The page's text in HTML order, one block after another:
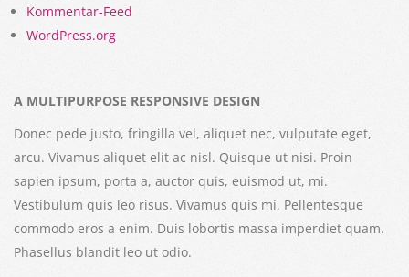
Kommentar-Feed
WordPress.org
A MULTIPURPOSE RESPONSIVE DESIGN
Donec pede justo, fringilla vel, aliquet nec, vulputate eget,
arcu. Vivamus aliquet elit ac nisl. Quisque ut nisi. Proin
sapien ipsum, porta a, auctor quis, euismod ut, mi.
Vestibulum quis leo risus. Vivamus quis mi. Pellentesque
commodo eros a enim. Duis lobortis massa imperdiet quam.
Phasellus blandit leo ut odio.